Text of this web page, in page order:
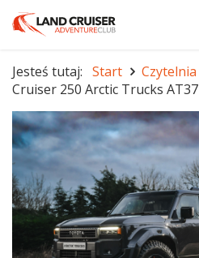
Jesteś tutaj: Start Czytelnia
Cruiser 250 Arctic Trucks AT37